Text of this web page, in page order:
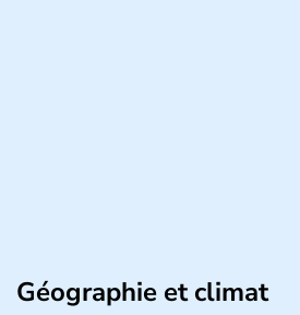
Géographie et climat